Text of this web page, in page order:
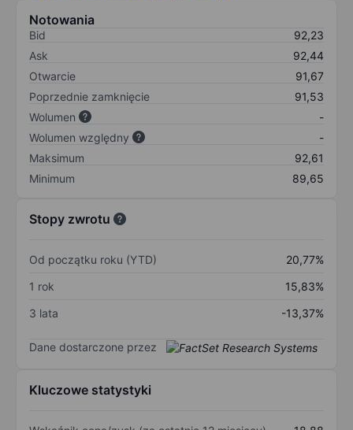
Notowania
Bid
92,23
Ask
92,44
Otwarcie
91,67
Poprzednie zamknięcie
91,53
Wolumen
-
Wolumen względny
-
Maksimum
92,61
Minimum
89,65
Stopy zwrotu
Od początku roku (YTD)
20,77%
1 rok
15,83%
3 lata
-13,37%
Dane dostarczone przez
Kluczowe statystyki